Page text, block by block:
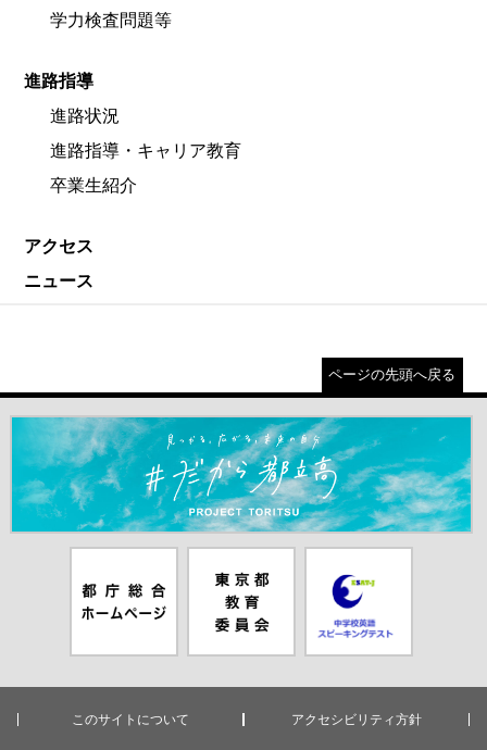
学力検査問題等
進路指導
進路状況
進路指導・キャリア教育
卒業生紹介
アクセス
ニュース
ページの先頭へ戻る
＃だから都立高（別ウインドウが開きます）
ムページ（別
ウインドウが
員会（別ウイ
ンドウが開き
ピーキングテ
スト（別ウイ
ンドウが開き
このサイトについて アクセシビリティ方針